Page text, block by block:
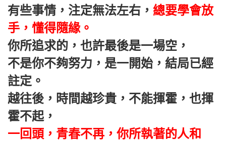
有些事情，注定無法左右， 總要學會放
手，懂得隨緣。
你所追求的，也許最後是一場空，
不是你不夠努力，是一開始，結局已經
註定。
越往後，時間越珍貴，不能揮霍，也揮
霍不起，
一回頭，青春不再，你所執著的人和